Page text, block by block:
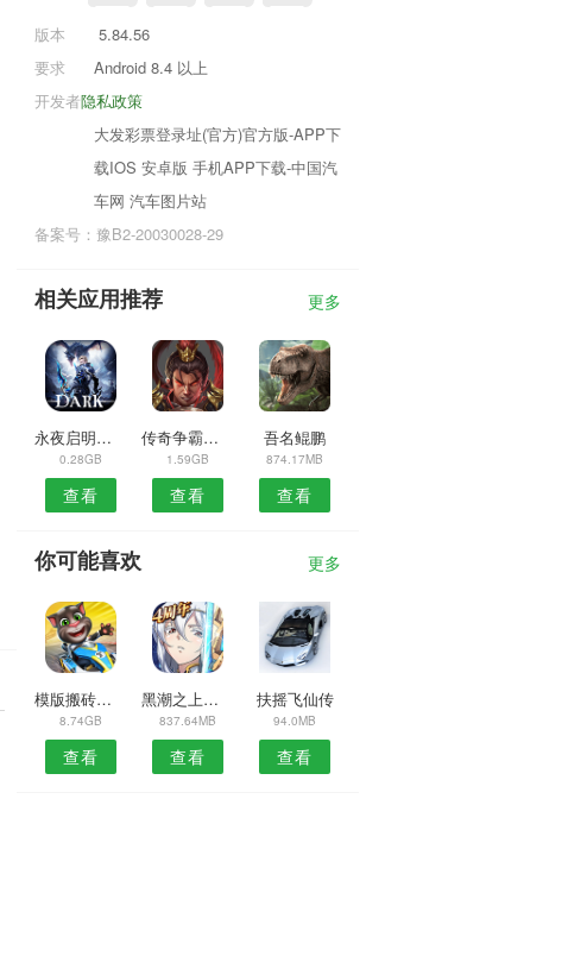
版本
5.84.56
要求
Android 8.4 以上
隐私政策
开发者
大发彩票登录址(官方)官方版-APP下
载IOS 安卓版 手机APP下载-中国汽
车网 汽车图片站
备案号：豫B2-20030028-29
相关应用推荐 更多
永夜启明正式版
0.28GB
查看
传奇争霸单机版
1.59GB
查看
吾名鲲鹏
874.17MB
查看
你可能喜欢 更多
模版搬砖我贼溜
8.74GB
查看
黑潮之上内测版
837.64MB
查看
扶摇飞仙传
94.0MB
查看